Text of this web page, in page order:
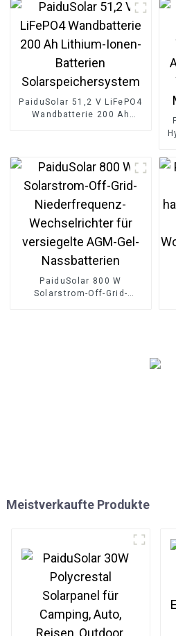
kundenspezifische
Energieintegration, 215
PaiduSolar 51,2 V LiFePO4
Wandbatterie 200 Ah
PaiduSolar 800 W
Solarstrom-Off-Grid-
Meistverkaufte Produkte